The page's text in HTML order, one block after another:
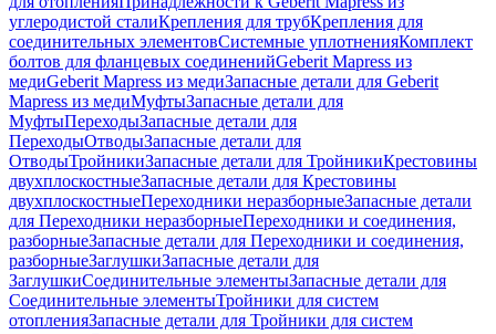
углеродистой сталиКрепления для трубКрепления для
соединительных элементовСистемные уплотненияКомплект
болтов для фланцевых соединенийGeberit Mapress из
медиGeberit Mapress из медиЗапасные детали для Geberit
Mapress из медиМуфтыЗапасные детали для
МуфтыПереходыЗапасные детали для
ПереходыОтводыЗапасные детали для
ОтводыТройникиЗапасные детали для ТройникиКрестовины
двухплоскостныеЗапасные детали для Крестовины
двухплоскостныеПереходники неразборныеЗапасные детали
для Переходники неразборныеПереходники и соединения,
разборныеЗапасные детали для Переходники и соединения,
разборныеЗаглушкиЗапасные детали для
ЗаглушкиСоединительные элементыЗапасные детали для
Соединительные элементыТройники для систем
отопленияЗапасные детали для Тройники для систем